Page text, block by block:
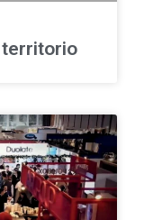
territorio